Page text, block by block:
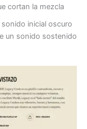
cortan la mezcla
inicial oscuro
un sonido sostenido